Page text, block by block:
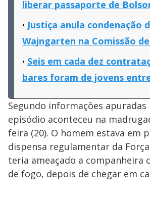
liberar passaporte de
Justiça anula condenação
Wajngarten na Comissão
Seis em cada dez
bares foram de jovens
Segundo informações apuradas
episódio aconteceu na
feira (20). O homem estava em
dispensa regulamentar da
teria ameaçado a companheira
de fogo, depois de chegar em